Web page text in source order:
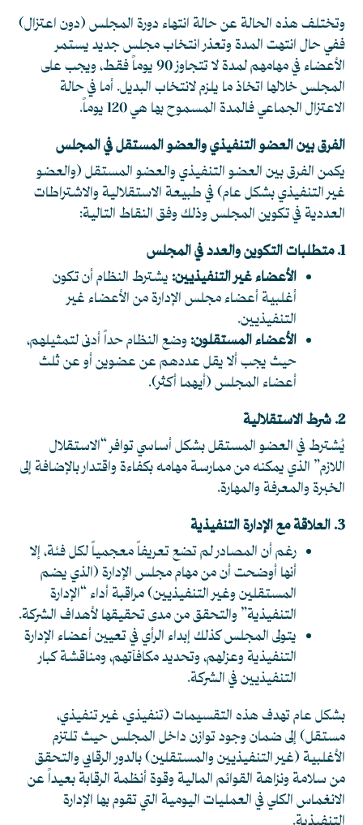
وتختلف هذه الحالة عن حالة انتهاء دورة المجلس (دون اعتزال)
ففي حال انتهت المدة وتعذر انتخاب مجلس جديد يستمر
الأعضاء في مهامهم لمدة لا تتجاوز 90 يوماً فقط، ويجب على
المجلس خلالها اتخاذ ما يلزم لانتخاب البديل. أما في حالة
الاعتزال الجماعي فالمدة المسموح بها هي 120 يوماً.
الفرق بين العضو التنفيذي والعضو المستقل في المجلس
يكمن الفرق بين العضو التنفيذي والعضو المستقل (والعضو
غير التنفيذي بشكل عام) في طبيعة الاستقلالية والاشتراطات
العددية في تكوين المجلس وذلك وفق النقاط التالية:
1. متطلبات التكوين والعدد في المجلس
الأعضاء غير التنفيذيين:يشترط النظام أن تكون
أغلبية أعضاء مجلس الإدارة من الأعضاء غير
التنفيذيين.
الأعضاء المستقلون:وضع النظام حداً أدنى لتمثيلهم،
حيث يجب ألا يقل عددهم عن عضوين أو عن ثلث
أعضاء المجلس (أيهما أكثر).
2. شرط الاستقلالية
يُشترط في العضو المستقل بشكل أساسي توافر “الاستقلال
اللازم” الذي يمكنه من ممارسة مهامه بكفاءة واقتدار بالإضافة إلى
الخبرة والمعرفة والمهارة.
3. العلاقة مع الإدارة التنفيذية
رغم أن المصادر لم تضع تعريفاً معجمياً لكل فئة، إلا
أنها أوضحت أن من مهام مجلس الإدارة (الذي يضم
المستقلين وغير التنفيذيين) مراقبة أداء “الإدارة
التنفيذية” والتحقق من مدى تحقيقها لأهداف الشركة.
يتولى المجلس كذلك إبداء الرأي في تعيين أعضاء الإدارة
التنفيذية وعزلهم، وتحديد مكافآتهم، ومناقشة كبار
التنفيذيين في الشركة.
بشكل عام تهدف هذه التقسيمات (تنفيذي، غير تنفيذي،
مستقل) إلى ضمان وجود توازن داخل المجلس حيث تلتزم
الأغلبية (غير التنفيذيين والمستقلين) بالدور الرقابي والتحقق
من سلامة ونزاهة القوائم المالية وقوة أنظمة الرقابة بعيداً عن
الانغماس الكلي في العمليات اليومية التي تقوم بها الإدارة